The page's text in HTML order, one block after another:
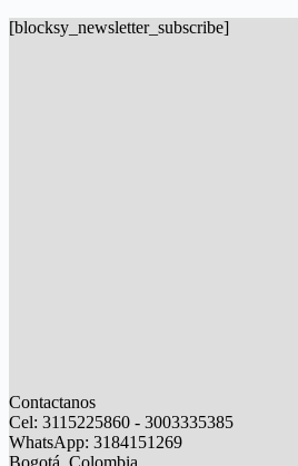
[blocksy_newsletter_subscribe]
Contactanos
Cel: 3115225860 - 3003335385
WhatsApp: 3184151269
Bogotá, Colombia